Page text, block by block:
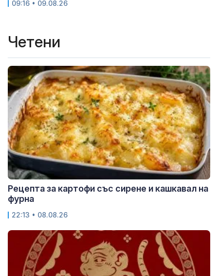
09:16 • 09.08.26
Четени
Рецепта за картофи със сирене и кашкавал на
фурна
22:13 • 08.08.26